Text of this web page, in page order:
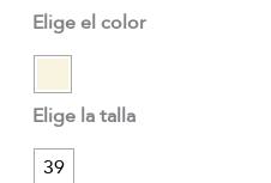
Elige el color
Elige la talla
39